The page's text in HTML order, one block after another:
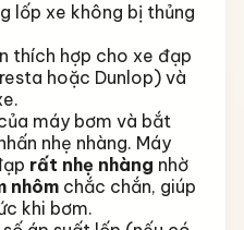
lốp xe không bị thủng
thích hợp cho xe đạp
hoặc Dunlop) và
máy bơm và bắt
nhẹ nhàng. Máy
rất nhẹ nhàng nhờ
nhômchắc chắn, giúp
khi bơm.